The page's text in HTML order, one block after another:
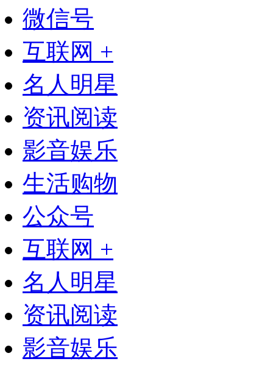
微信号
互联网 +
名人明星
资讯阅读
影音娱乐
生活购物
公众号
互联网 +
名人明星
资讯阅读
影音娱乐